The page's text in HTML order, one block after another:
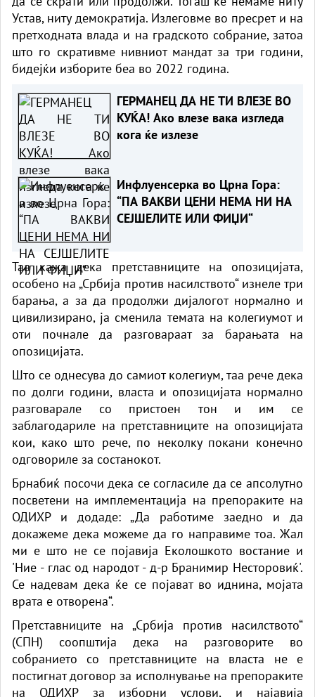
Устав, ниту демократија. Излеговме во пресрет и на
претходната влада и на градското собрание, затоа
што го скративме нивниот мандат за три години,
бидејќи изборите беа во 2022 година.
ГЕРМАНЕЦ ДА НЕ ТИ ВЛЕЗЕ ВО
КУЌА! Ако влезе вака изгледа
кога ќе излезе
Инфлуенсерка во Црна Гора:
“ПА ВАКВИ ЦЕНИ НЕМА НИ НА
СЕЈШЕЛИТЕ ИЛИ ФИЏИ“
Таа кажа дека претставниците на опозицијата,
особено на „Србија против насилството“ изнеле три
барања, а за да продолжи дијалогот нормално и
цивилизирано, ја сменила темата на колегиумот и
оти почнале да разговараат за барањата на
опозицијата.
Што се однесува до самиот колегиум, таа рече дека
по долги години, власта и опозицијата нормално
разговарале со пристоен тон и им се
заблагодариле на претставниците на опозицијата
кои, како што рече, по неколку покани конечно
одговориле за состанокот.
Брнабиќ посочи дека се согласиле да се апсолутно
посветени на имплементација на препораките на
ОДИХР и додаде: „Да работиме заедно и да
докажеме дека можеме да го направиме тоа. Жал
ми е што не се појавија Еколошкото востание и
'Ние - глас од народот - д-р Бранимир Несторовиќ'.
Се надевам дека ќе се појават во иднина, мојата
врата е отворена“.
Претставниците на „Србија против насилството“
(СПН) соопштија дека на разговорите во
собранието со претставниците на власта не е
постигнат договор за исполнување на препораките
на ОДИХР за изборни услови, и најавија